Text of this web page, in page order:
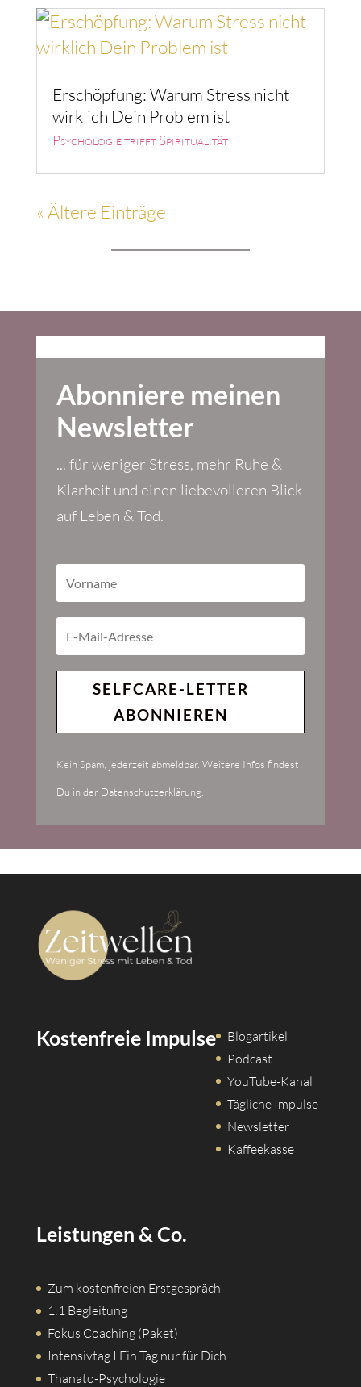
Erschöpfung: Warum Stress nicht
wirklich Dein Problem ist
Psychologie trifft Spiritualität
« Ältere Einträge
Abonniere meinen
Newsletter
... für weniger Stress, mehr Ruhe &
Klarheit und einen liebevolleren Blick
auf Leben & Tod.
SELFCARE-LETTER
ABONNIEREN
Kein Spam, jederzeit abmeldbar. Weitere Infos findest
Du in der Datenschutzerklärung.
Kostenfreie Impulse
Blogartikel
Podcast
YouTube-Kanal
Tägliche Impulse
Newsletter
Kaffeekasse
Leistungen & Co.
Zum kostenfreien Erstgespräch
1:1 Begleitung
Fokus Coaching (Paket)
Intensivtag I Ein Tag nur für Dich
Thanato-Psychologie